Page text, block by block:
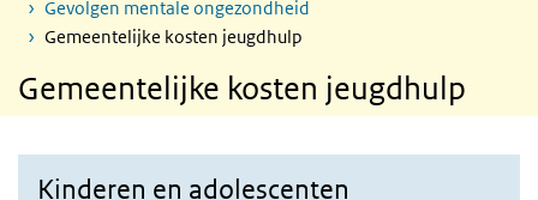
Gevolgen mentale ongezondheid
Gemeentelijke kosten jeugdhulp
Gemeentelijke kosten jeugdhulp
Kinderen en adolescenten